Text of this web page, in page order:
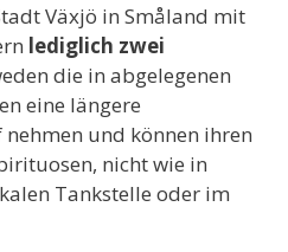
Växjö in Småland mit
lediglich zwei
die in abgelegenen
eine längere
nehmen und können ihren
nicht wie in
Tankstelle oder im